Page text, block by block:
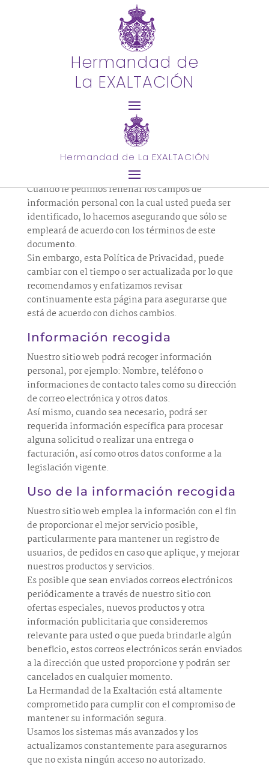
Hermandad de
La EXALTACIÓN
Hermandad de La EXALTACIÓN
POLÍTICA DE PRIVACIDAD
La presente Política de Privacidad establece los
es proporcionada por los usuarios al utilizar nuestro
El propietario de este sitio web es la Hermandad de
La Hermandad de la Exaltación está comprometida
con la seguridad de los datos de los usuarios.
Cuando le pedimos rellenar los campos de
información personal con la cual usted pueda ser
identificado, lo hacemos asegurando que sólo se
empleará de acuerdo con los términos de este
documento.
Sin embargo, esta Política de Privacidad, puede
cambiar con el tiempo o ser actualizada por lo que
recomendamos y enfatizamos revisar
continuamente esta página para asegurarse que
está de acuerdo con dichos cambios.
Información recogida
Nuestro sitio web podrá recoger información
personal, por ejemplo: Nombre, teléfono o
informaciones de contacto tales como su dirección
de correo electrónica y otros datos.
Así mismo, cuando sea necesario, podrá ser
requerida información específica para procesar
alguna solicitud o realizar una entrega o
facturación, así como otros datos conforme a la
legislación vigente.
Uso de la información recogida
Nuestro sitio web emplea la información con el fin
de proporcionar el mejor servicio posible,
particularmente para mantener un registro de
usuarios, de pedidos en caso que aplique, y mejorar
nuestros productos y servicios.
Es posible que sean enviados correos electrónicos
periódicamente a través de nuestro sitio con
ofertas especiales, nuevos productos y otra
información publicitaria que consideremos
relevante para usted o que pueda brindarle algún
beneficio, estos correos electrónicos serán enviados
a la dirección que usted proporcione y podrán ser
cancelados en cualquier momento.
La Hermandad de la Exaltación está altamente
comprometido para cumplir con el compromiso de
mantener su información segura.
Usamos los sistemas más avanzados y los
actualizamos constantemente para asegurarnos
que no exista ningún acceso no autorizado.